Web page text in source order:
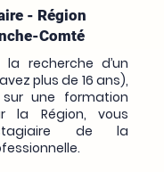
- Région
Comté
la recherche d’un
plus de 16 ans),
une formation
la Région, vous
de la